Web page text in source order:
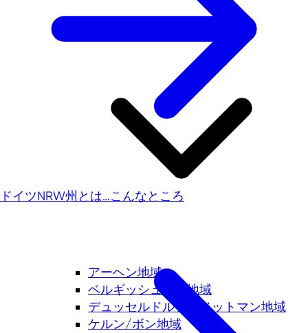
アーヘン地域
ベルギッシュ三角地域
デュッセルドルフ・メットマン地域
ケルン/ボン地域
ドイツNRW州とは…こんなところ